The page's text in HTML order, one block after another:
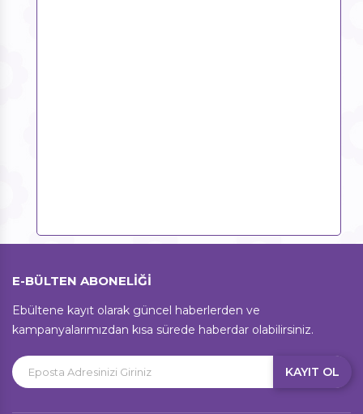
E-BÜLTEN ABONELİĞİ
Ebültene kayıt olarak güncel haberlerden ve
kampanyalarımızdan kısa sürede haberdar olabilirsiniz.
KAYIT OL